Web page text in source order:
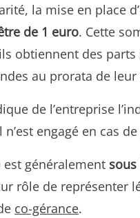
la mise en place
de 1 euro. Cette
obtiennent des
au prorata de
de l’entreprise
engagé en cas
généralement
rôle de
co-gérance.